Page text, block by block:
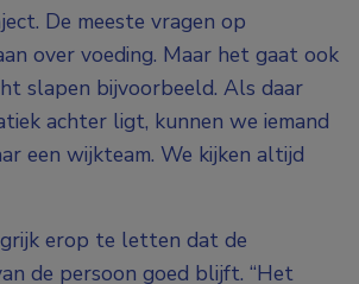
De meeste vragen op
over voeding. Maar het gaat ook
slapen bijvoorbeeld. Als daar
achter ligt, kunnen we iemand
een wijkteam. We kijken altijd
erop te letten dat de
de persoon goed blijft. “Het